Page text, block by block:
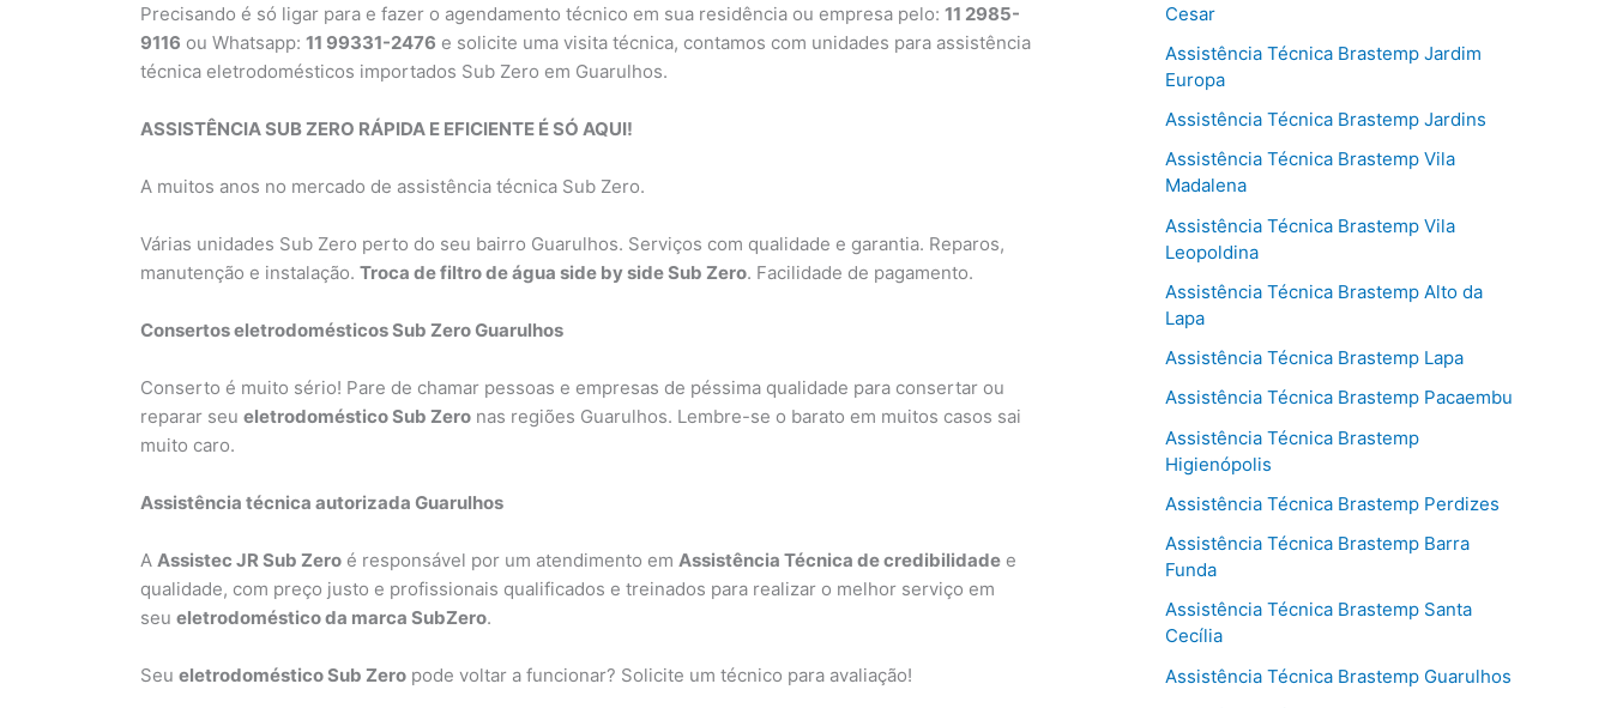
Precisando é só ligar para e fazer o agendamento técnico em sua residência ou empresa pelo: 11 2985-
9116 ou Whatsapp: 11 99331-2476 e solicite uma visita técnica, contamos com unidades para assistência
técnica eletrodomésticos importados Sub Zero em Guarulhos.
ASSISTÊNCIA SUB ZERO RÁPIDA E EFICIENTE É SÓ AQUI!
A muitos anos no mercado de assistência técnica Sub Zero.
Várias unidades Sub Zero perto do seu bairro Guarulhos. Serviços com qualidade e garantia. Reparos,
manutenção e instalação. Troca de filtro de água side by side Sub Zero. Facilidade de pagamento.
Consertos eletrodomésticos Sub Zero Guarulhos
Conserto é muito sério! Pare de chamar pessoas e empresas de péssima qualidade para consertar ou
reparar seu eletrodoméstico Sub Zero nas regiões Guarulhos. Lembre-se o barato em muitos casos sai
muito caro.
Assistência técnica autorizada Guarulhos
A Assistec JR Sub Zero é responsável por um atendimento em Assistência Técnica de credibilidade e
qualidade, com preço justo e profissionais qualificados e treinados para realizar o melhor serviço em
seu eletrodoméstico da marca SubZero.
Seu eletrodoméstico Sub Zero pode voltar a funcionar? Solicite um técnico para avaliação!
Cesar
Assistência Técnica Brastemp Jardim
Europa
Assistência Técnica Brastemp Jardins
Assistência Técnica Brastemp Vila
Madalena
Assistência Técnica Brastemp Vila
Leopoldina
Assistência Técnica Brastemp Alto da
Lapa
Assistência Técnica Brastemp Lapa
Assistência Técnica Brastemp Pacaembu
Assistência Técnica Brastemp
Higienópolis
Assistência Técnica Brastemp Perdizes
Assistência Técnica Brastemp Barra
Funda
Assistência Técnica Brastemp Santa
Cecília
Assistência Técnica Brastemp Guarulhos